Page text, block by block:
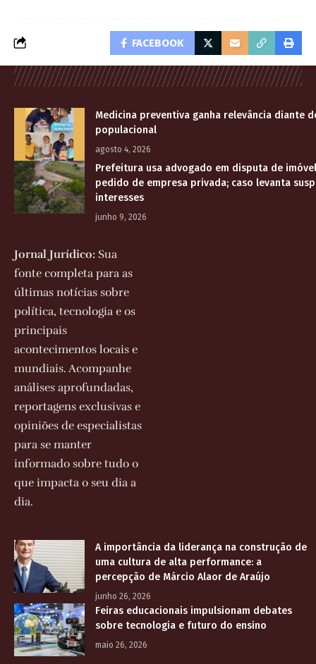
FACEBOOK
Medicina preventiva ganha relevância diante
populacional
agosto 4, 2026
Prefeitura usa advogado em disputa de
pedido de empresa privada; caso levanta
interesses
junho 9, 2026
Jornal Jurídico: Sua
fonte completa para as
últimas notícias sobre
política, tecnologia e os
principais
acontecimentos locais e
mundiais. Acompanhe
análises aprofundadas,
reportagens exclusivas e
opiniões de especialistas
para se manter
informado sobre tudo o
que impacta o seu dia a
dia.
A importância da liderança na construção de
uma cultura de alta performance: a
percepção de Márcio Alaor de Araújo
junho 26, 2026
Feiras educacionais impulsionam debates
sobre tecnologia e futuro do ensino
maio 26, 2026